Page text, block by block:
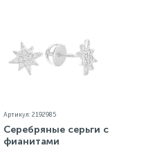
Артикул: 2192985
Серебряные серьги с
фианитами